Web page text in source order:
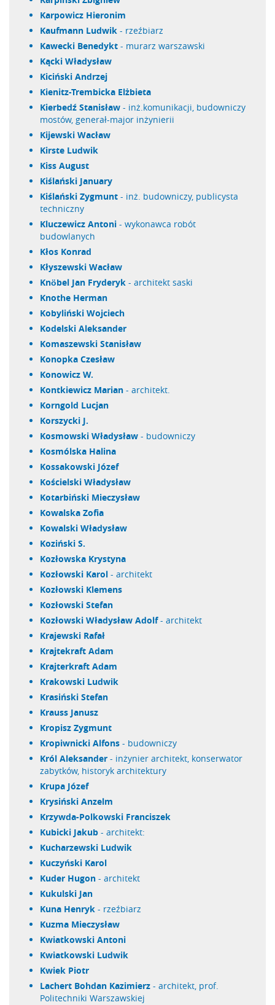
Karpowicz Hieronim
Kaufmann Ludwik - rzeźbiarz
Kawecki Benedykt - murarz warszawski
Kącki Władysław
Kiciński Andrzej
Kienitz-Trembicka Elżbieta
Kierbedź Stanisław - inż.komunikacji, budowniczy
mostów, generał-major inżynierii
Kijewski Wacław
Kirste Ludwik
Kiss August
Kiślański January
Kiślański Zygmunt - inż. budowniczy, publicysta
techniczny
Kluczewicz Antoni - wykonawca robót
budowlanych
Kłos Konrad
Kłyszewski Wacław
Knöbel Jan Fryderyk - architekt saski
Knothe Herman
Kobyliński Wojciech
Kodelski Aleksander
Komaszewski Stanisław
Konopka Czesław
Konowicz W.
Kontkiewicz Marian - architekt.
Korngold Lucjan
Korszycki J.
Kosmowski Władysław - budowniczy
Kosmólska Halina
Kossakowski Józef
Kościelski Władysław
Kotarbiński Mieczysław
Kowalska Zofia
Kowalski Władysław
Koziński S.
Kozłowska Krystyna
Kozłowski Karol - architekt
Kozłowski Klemens
Kozłowski Stefan
Kozłowski Władysław Adolf- architekt
Krajewski Rafał
Krajtekraft Adam
Krajterkraft Adam
Krakowski Ludwik
Krasiński Stefan
Krauss Janusz
Kropisz Zygmunt
Kropiwnicki Alfons - budowniczy
Król Aleksander - inżynier architekt, konserwator
zabytków, historyk architektury
Krupa Józef
Krysiński Anzelm
Krzywda-Polkowski Franciszek
Kubicki Jakub - architekt:
Kucharzewski Ludwik
Kuczyński Karol
Kuder Hugon - architekt
Kukulski Jan
Kuna Henryk - rzeźbiarz
Kuzma Mieczysław
Kwiatkowski Antoni
Kwiatkowski Ludwik
Kwiek Piotr
Lachert Bohdan Kazimierz - architekt, prof.
Politechniki Warszawskiej